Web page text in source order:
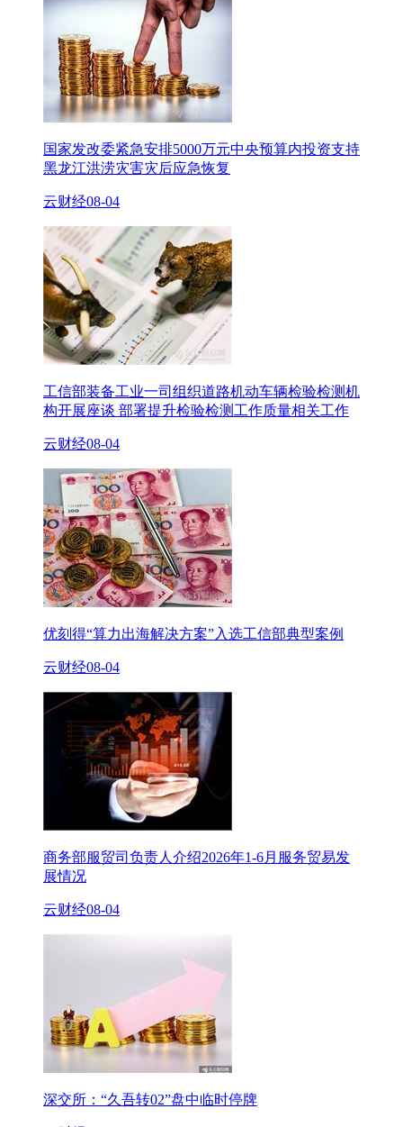
国家发改委紧急安排5000万元中央预算内投资支持
黑龙江洪涝灾害灾后应急恢复
云财经08-04
工信部装备工业一司组织道路机动车辆检验检测机
构开展座谈 部署提升检验检测工作质量相关工作
云财经08-04
优刻得“算力出海解决方案”入选工信部典型案例
云财经08-04
商务部服贸司负责人介绍2026年1-6月服务贸易发
展情况
云财经08-04
深交所：“久吾转02”盘中临时停牌